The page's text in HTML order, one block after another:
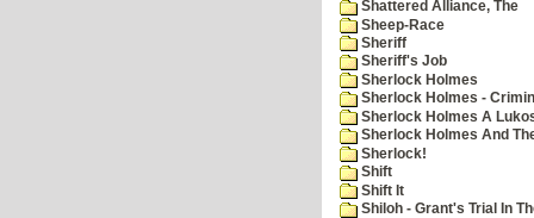
Shattered Alliance, The
Sheep-Race
Sheriff
Sheriff's Job
Sherlock Holmes
Sherlock Holmes -
Sherlock Holmes A
Sherlock Holmes And
Sherlock!
Shift
Shift It
Shiloh - Grant's Trial In